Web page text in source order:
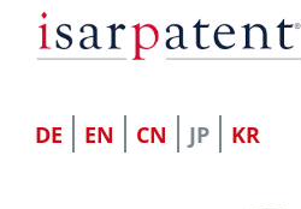
DE EN CN JP KR